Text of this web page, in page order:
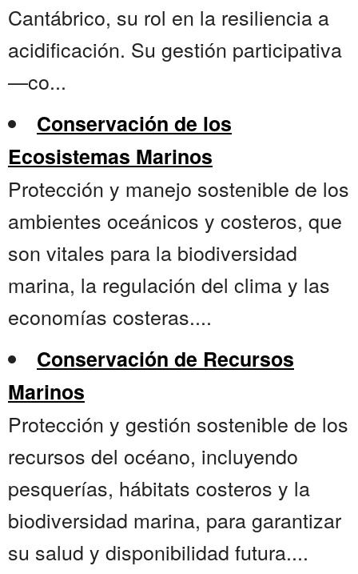
Cantábrico, su rol en la resiliencia a
acidificación. Su gestión participativa
—co...
Conservación de los
Ecosistemas Marinos
Protección y manejo sostenible de los
ambientes oceánicos y costeros, que
son vitales para la biodiversidad
marina, la regulación del clima y las
economías costeras....
Conservación de Recursos
Marinos
Protección y gestión sostenible de los
recursos del océano, incluyendo
pesquerías, hábitats costeros y la
biodiversidad marina, para garantizar
su salud y disponibilidad futura....